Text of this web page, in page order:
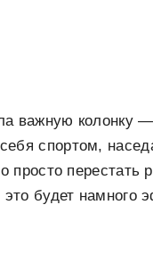
важную колонку
спортом,
перестать
будет намного